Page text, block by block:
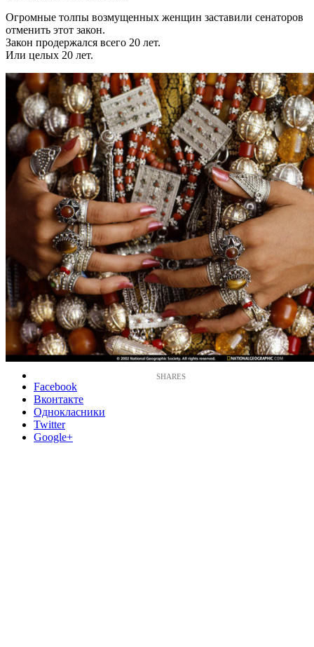
Огромные толпы возмущенных женщин заставили сенаторов
отменить этот закон.
Закон продержался всего 20 лет.
Или целых 20 лет.
Facebook
Вконтакте
Однокласники
Twitter
Google+